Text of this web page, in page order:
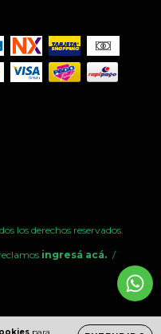
para
los derechos reservados.
ingresá acá. /